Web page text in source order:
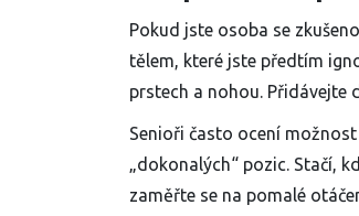
Pokud jste osoba se
tělem, které jste předtím
prstech a nohou. Přidávejte
Senioři často ocení
„dokonalých“ pozic. Stačí,
zaměřte se na pomalé